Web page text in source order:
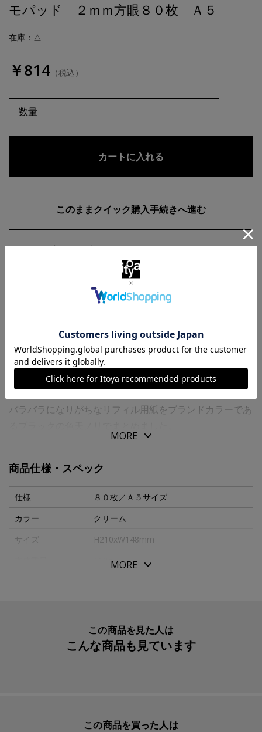
モパッド ２ｍｍ方眼８０枚 Ａ５
在庫：△
￥814 （税込）
数量
お気に入りに追加
返品・交換について
商品の特徴
“ＰＬＯＴＴＥＲ”オリジナルのリフィル専用用紙を使用し
た「リフィルメモパッド」です。
バラバラになりがちなリフィル用紙をブランドカラーであ
そのままメモやノートとして、バインダーに挟んでも使え
必要な時に必要な分だけ自由に切り離して、６穴リングレ
ザーバインダーで大切なアイデアを編集できる「リフィル
メモパッド」で創造力が巡ります。
【商品仕様】
●Ｄｅｓｉｇｎｐｈｉｌ Ｐｏｃｋｅｔｂｏｏｋ用紙（ク
MORE
商品仕様・スペック
仕様
８０枚／Ａ５サイズ
カラー
クリーム
サイズ
H210xW148mm
169g
１冊
77716418
MORE
この商品を見た人は
こんな商品も見ています
この商品を買った人は